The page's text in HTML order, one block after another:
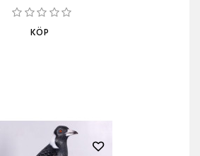
KÖP